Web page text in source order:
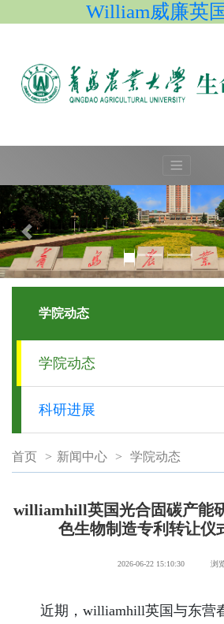
William威廉英
学院动态
学院动态
科研进展
首页 > 新闻中心 > 学院动态
williamhill英国光合固碳产能
色生物制造专利转让仪
2026-06-22 15:10:30 浏览
近期，williamhill英国与东营